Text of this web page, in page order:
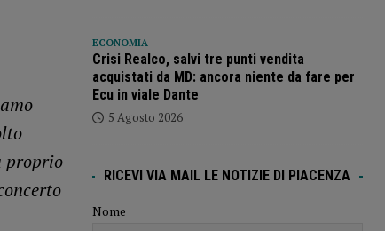
proprio
ECONOMIA
Crisi Realco, salvi tre punti vendita
acquistati da MD: ancora niente da fare per
Ecu in viale Dante
5 Agosto 2026
RICEVI VIA MAIL LE NOTIZIE DI PIACENZA
Nome